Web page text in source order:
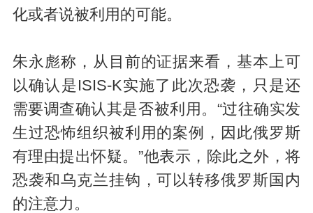
化或者说被利用的可能。
朱永彪称，从目前的证据来看，基本上可
以确认是ISIS-K实施了此次恐袭，只是还
需要调查确认其是否被利用。“过往确实发
生过恐怖组织被利用的案例，因此俄罗斯
有理由提出怀疑。”他表示，除此之外，将
恐袭和乌克兰挂钩，可以转移俄罗斯国内
的注意力。